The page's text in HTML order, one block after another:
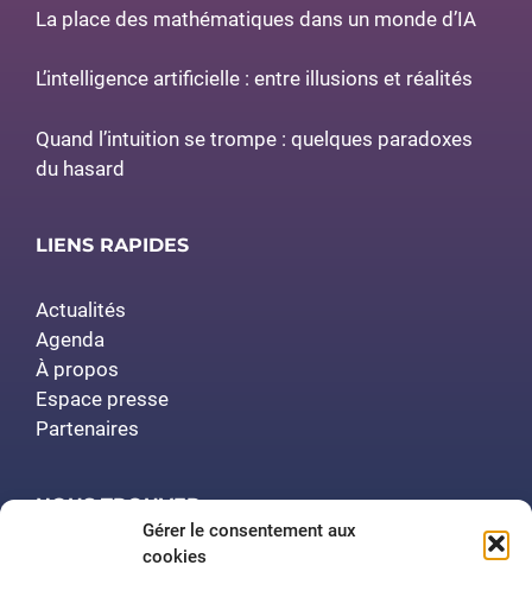
Gérer le consentement aux
cookies
La place des mathématiques dans un monde d’IA
L’intelligence artificielle : entre illusions et réalités
Quand l’intuition se trompe : quelques paradoxes
du hasard
LIENS RAPIDES
Actualités
Agenda
À propos
Espace presse
Partenaires
NOUS TROUVER
Polytech Nancy